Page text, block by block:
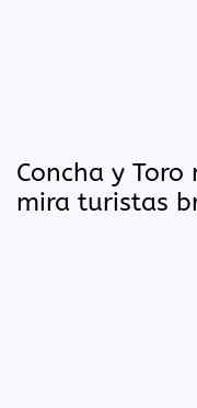
Concha y
mira turistas